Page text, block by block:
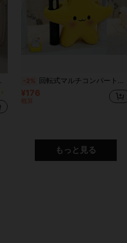
-2% 回転式マルチコンパートメント歯ブラシホルダー、滑り止め付きバスルームカウンター歯磨き粉収納ボックス、電動歯ブラシ対応、バスルーム収納ボックス、バスルームアクセサリー、ルームデコレーション、ホリデーとトラベル必需品
¥176
概算
もっと見る